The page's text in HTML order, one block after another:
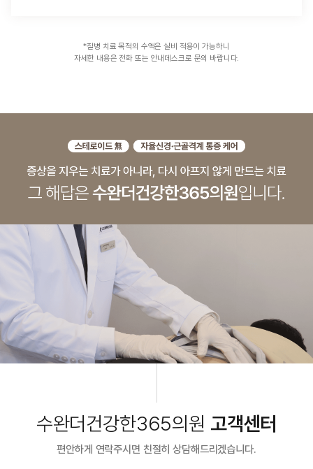
*질병 치료 목적의 수액은 실비 적용이 가능하니
자세한 내용은 전화 또는 안내데스크로 문의 바랍니다.
수완더건강한365의원 고객센터
편안하게 연락주시면 친절히 상담해드리겠습니다.